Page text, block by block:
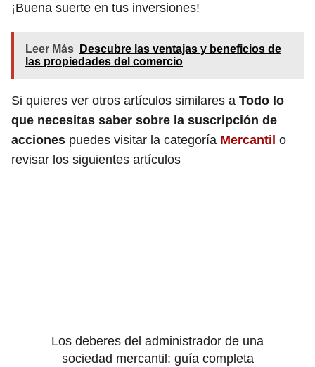
¡Buena suerte en tus inversiones!
Leer Más
Descubre las ventajas y beneficios de
las propiedades del comercio
Si quieres ver otros artículos similares a Todo lo
que necesitas saber sobre la suscripción de
acciones puedes visitar la categoría Mercantil o
revisar los siguientes artículos
Los deberes del administrador de una
sociedad mercantil: guía completa